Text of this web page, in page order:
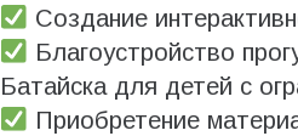
Создание
Благоустройство
Батайска для детей с
Приобретение